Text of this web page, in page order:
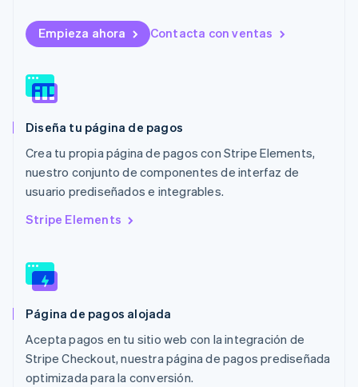
Empieza ahora Contacta con ventas
Diseña tu página de pagos
Crea tu propia página de pagos con Stripe Elements,
nuestro conjunto de componentes de interfaz de
usuario prediseñados e integrables.
Stripe Elements
Página de pagos alojada
Acepta pagos en tu sitio web con la integración de
Stripe Checkout, nuestra página de pagos prediseñada
optimizada para la conversión.
FrançaisDeutschEnglish
Malasia
English
México
Noruega
English
Nueva Zelandia
Países Bajos
Nederlands English
Portugal
Português
English简体中文
Reino Unido
English
República Checa
English